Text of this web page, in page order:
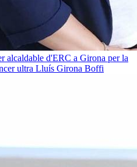
alcaldable d'ERC a Girona per la
ultra Lluís Girona Boffi